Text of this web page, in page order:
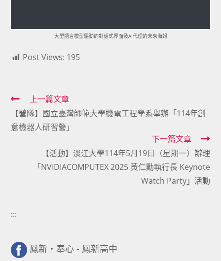
大型語言模型驅動的對話式界面及AI代理的未來海報
Post Views: 195
Read
more
articles
上一篇文章
【營隊】國立臺灣師範大學機電工程學系舉辦「114年創
意機器人研習營」
下一篇文章
【活動】淡江大學114年5月19日（星期一）辦理
「NVIDIACOMPUTEX 2025 黃仁勳執行長 Keynote
Watch Party」活動
:::
鳳新・奉心 - 鳳新高中